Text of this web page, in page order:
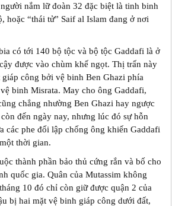
nắm lữ đoàn 32 đặc biệt là tinh binh
hoặc “thái tử” Saif al Islam đang ở nơi
có tới 140 bộ tộc và bộ tộc Gaddafi là ở
được vào chùm khế ngọt. Thị trấn này
công bởi vệ binh Ben Ghazi phía
binh Misrata. May cho ông Gaddafi,
chẳng nhường Ben Ghazi hay ngược
đến ngày nay, nhưng lúc đó sự hỗn
các phe đối lập chống ông khiến Gaddafi
thời gian.
thành phần bảo thủ cứng rắn và bố cho
quốc gia. Quân của Mutassim không
10 đó chỉ còn giữ được quận 2 của
bị hai mặt vệ binh giáp công dưới đất,